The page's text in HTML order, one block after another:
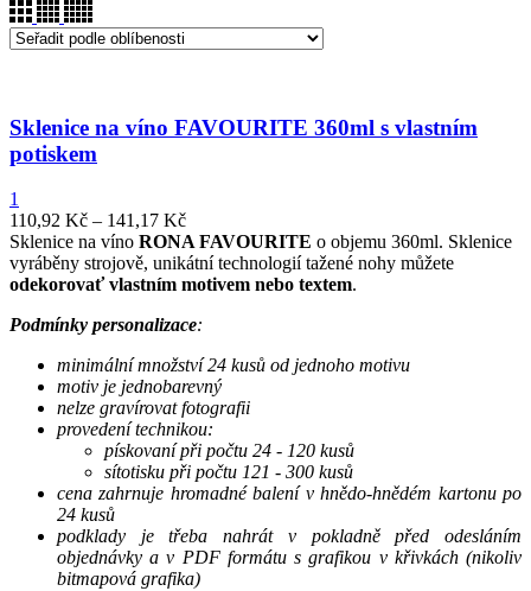
Sklenice na víno FAVOURITE 360ml s vlastním
potiskem
1
110,92 Kč – 141,17 Kč
Sklenice na víno RONA FAVOURITE o objemu 360ml. Sklenice
vyráběny strojově, unikátní technologií tažené nohy můžete
odekorovať vlastním motivem nebo textem.
Podmínky personalizace:
minimální množství 24 kusů od jednoho motivu
motiv je jednobarevný
nelze gravírovat fotografii
provedení technikou:
pískovaní při počtu 24 - 120 kusů
sítotisku při počtu 121 - 300 kusů
cena zahrnuje hromadné balení v hnědo-hnědém kartonu po
24 kusů
podklady je třeba nahrát v pokladně před odesláním
objednávky a v PDF formátu s grafikou v křivkách (nikoliv
bitmapová grafika)